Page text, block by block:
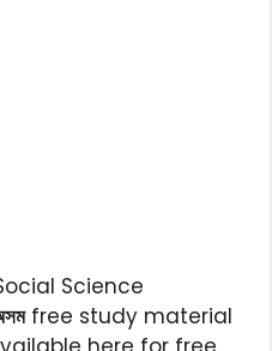
Science
free study material